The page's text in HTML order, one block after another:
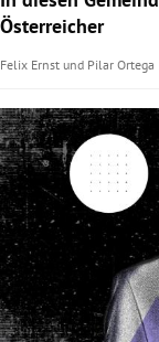
Österreicher
Felix Ernst und Pilar Ortega